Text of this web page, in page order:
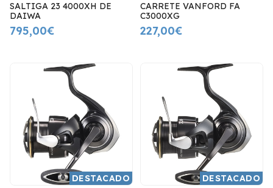
SALTIGA 23 4000XH DE
DAIWA
795,00€
CARRETE VANFORD FA
C3000XG
227,00€
DESTACADO
DESTACADO